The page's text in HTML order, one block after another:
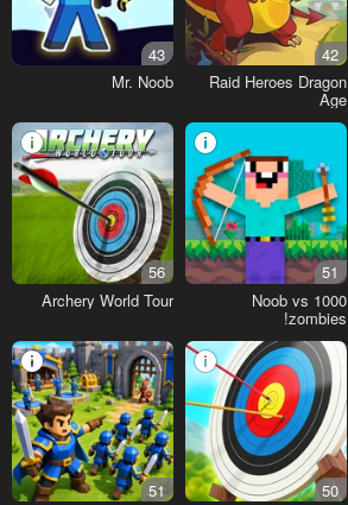
42
Raid Heroes Dragon
Age
43
Mr. Noob
51
Noob vs 1000
zombies!
56
Archery World Tour
50
51